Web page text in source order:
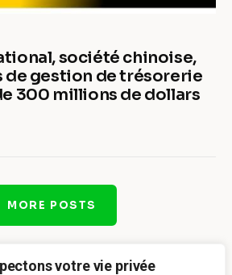
votre vie privée
société chinoise,
de gestion de trésorerie
300 millions de dollars
MORE POSTS